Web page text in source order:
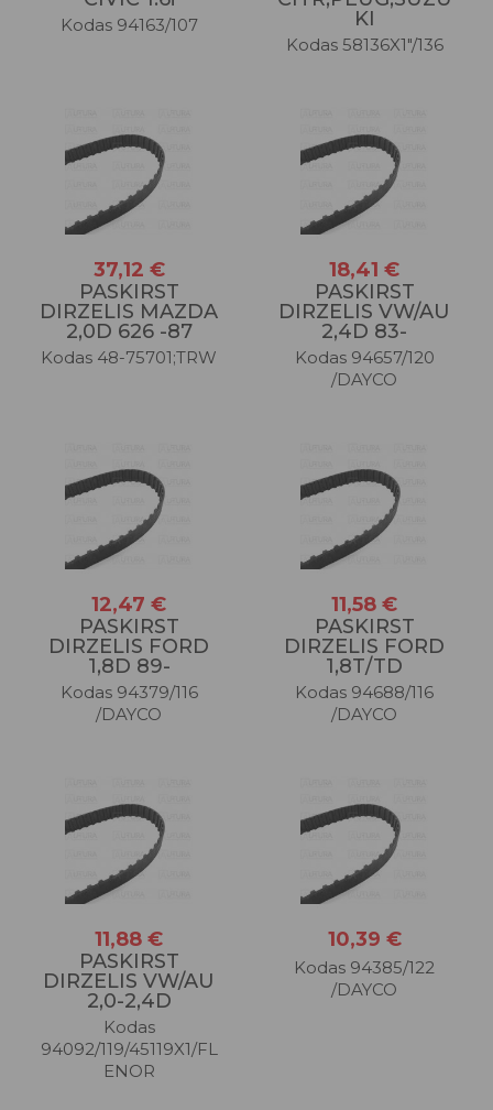
Kodas 94163/107
KI
Kodas 58136X1"/136
37,12 €
PASKIRST
DIRZELIS MAZDA
2,0D 626 -87
Kodas 48-75701;TRW
18,41 €
PASKIRST
DIRZELIS VW/AU
2,4D 83-
Kodas 94657/120
/DAYCO
12,47 €
PASKIRST
DIRZELIS FORD
1,8D 89-
Kodas 94379/116
/DAYCO
11,58 €
PASKIRST
DIRZELIS FORD
1,8T/TD
Kodas 94688/116
/DAYCO
11,88 €
PASKIRST
DIRZELIS VW/AU
2,0-2,4D
Kodas
94092/119/45119X1/FL
ENOR
10,39 €
Kodas 94385/122
/DAYCO